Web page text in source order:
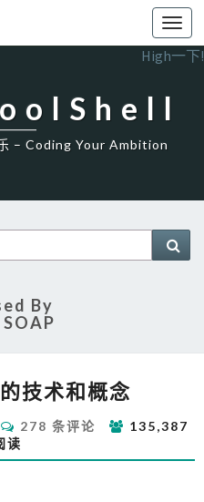
High一下!
– Coding Your Ambition
By
SOAP
些
作
过
技术和概念
评
论
278 条评论
135,387
读